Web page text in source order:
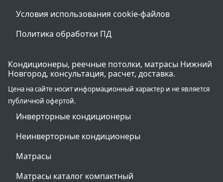
Условия использования cookie-файлов
Политика обработки ПД
Кондиционеры, реечные потолки, матрасы Нижний
Новгород, консультация, расчет, доставка.
Цена на сайте носит информационный характер и не является
публичной офертой.
Инверторные кондиционеры
Неинверторные кондиционеры
Матрасы
Матрасы каталог компактный